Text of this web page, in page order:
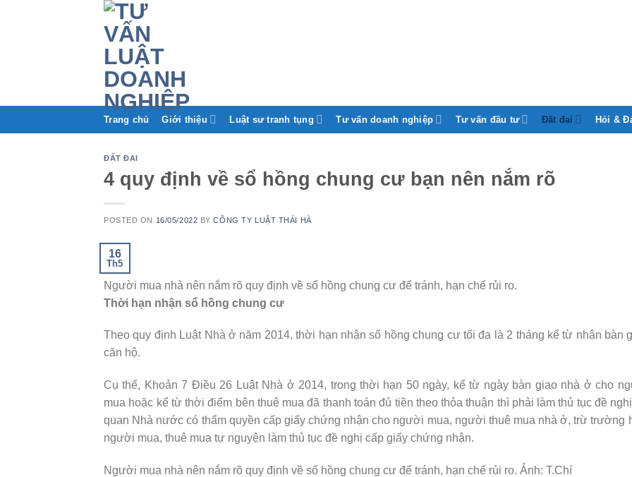
Trang chủ Giới thiệu Luật sư tranh tụng Tư vấn doanh nghiệp Tư vấn đầu tư Đất đai Hỏi &
ĐẤT ĐAI
4 quy định về sổ hồng chung cư bạn nên nắm rõ
POSTED ON 16/05/2022 BYCÔNG TY LUẬT THÁI HÀ
16
Th5
Người mua nhà nên nắm rõ quy định về sổ hồng chung cư để tránh, hạn chế rủi ro.
Thời hạn nhận sổ hồng chung cư
Theo quy định Luật Nhà ở năm 2014, thời hạn nhận sổ hồng chung cư tối đa là 2 tháng kể từ nhận bàn
căn hộ.
Cụ thể, Khoản 7 Điều 26 Luật Nhà ở 2014, trong thời hạn 50 ngày, kể từ ngày bàn giao nhà ở cho
mua hoặc kể từ thời điểm bên thuê mua đã thanh toán đủ tiền theo thỏa thuận thì phải làm thủ tục đề
quan Nhà nước có thẩm quyền cấp giấy chứng nhận cho người mua, người thuê mua nhà ở, trừ trường
người mua, thuê mua tự nguyện làm thủ tục đề nghị cấp giấy chứng nhận.
Người mua nhà nên nắm rõ quy định về sổ hồng chung cư để tránh, hạn chế rủi ro. Ảnh: T.Chí